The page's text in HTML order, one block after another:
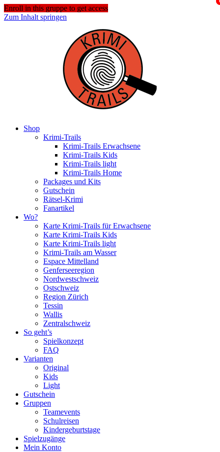
Enroll in this gruppe to get access
Zum Inhalt springen
Shop
Krimi-Trails
Krimi-Trails Erwachsene
Krimi-Trails Kids
Krimi-Trails light
Krimi-Trails Home
Packages und Kits
Gutschein
Rätsel-Krimi
Fanartikel
Wo?
Karte Krimi-Trails für Erwachsene
Karte Krimi-Trails Kids
Karte Krimi-Trails light
Krimi-Trails am Wasser
Espace Mittelland
Genferseeregion
Nordwestschweiz
Ostschweiz
Region Zürich
Tessin
Wallis
Zentralschweiz
So geht’s
Spielkonzept
FAQ
Varianten
Original
Kids
Light
Gutschein
Gruppen
Teamevents
Schulreisen
Kindergeburtstage
Spielzugänge
Mein Konto